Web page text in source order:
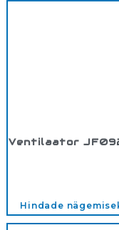
Ventilaator
Hindade